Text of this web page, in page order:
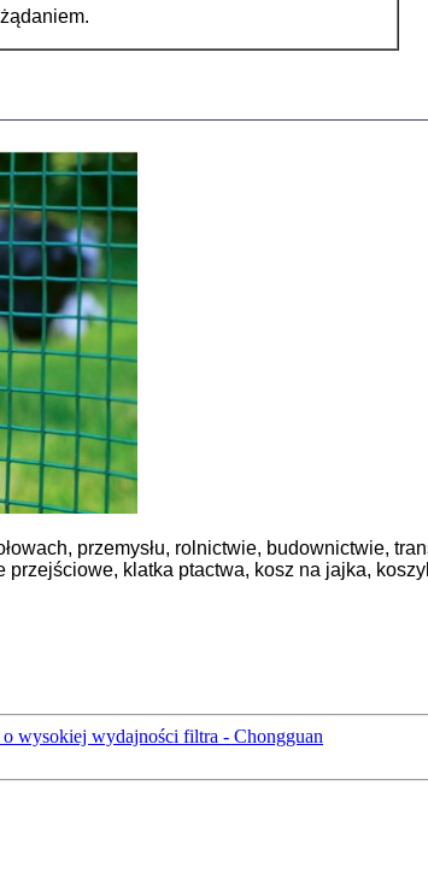
przemysłu, rolnictwie, budownictwie,
klatka ptactwa, kosz na jajka,
wysokiej wydajności filtra - Chongguan